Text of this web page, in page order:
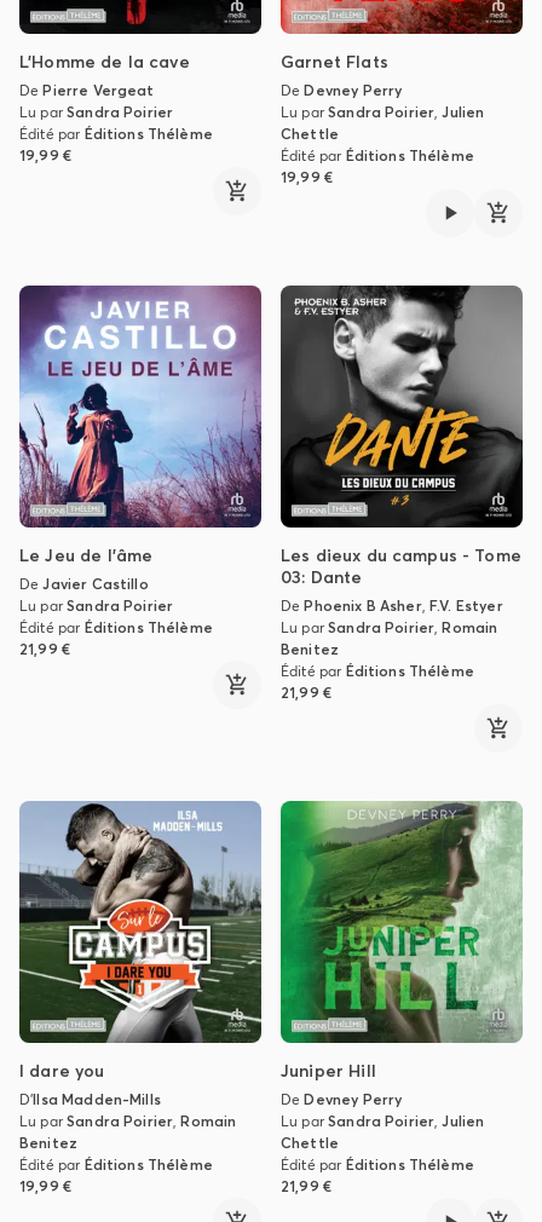
L'Homme de la cave
DePierre Vergeat
Lu parSandra Poirier
Édité par Éditions Thélème
19,99 €
Garnet Flats
DeDevney Perry
Lu parSandra Poirier,Julien
Chettle
Édité par Éditions Thélème
19,99 €
Le Jeu de l'âme
DeJavier Castillo
Lu parSandra Poirier
Édité par Éditions Thélème
21,99 €
Les dieux du campus - Tome
03: Dante
DePhoenix B Asher,F.V. Estyer
Lu parSandra Poirier,Romain
Benitez
Édité par Éditions Thélème
21,99 €
I dare you
D'Ilsa Madden-Mills
Lu parSandra Poirier,Romain
Benitez
Édité par Éditions Thélème
19,99 €
Juniper Hill
DeDevney Perry
Lu parSandra Poirier,Julien
Chettle
Édité par Éditions Thélème
21,99 €